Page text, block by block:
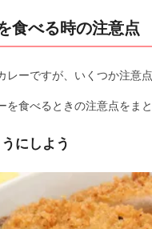
食べる時の注意点
レーですが、いくつか注意点
を食べるときの注意点をまと
にしよう